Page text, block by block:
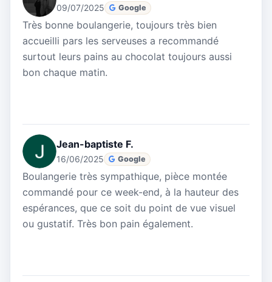
09/07/2025 Google
Très bonne boulangerie, toujours très bien
accueilli pars les serveuses a recommandé
surtout leurs pains au chocolat toujours aussi
bon chaque matin.
Jean-baptiste F.
16/06/2025 Google
Boulangerie très sympathique, pièce montée
commandé pour ce week-end, à la hauteur des
espérances, que ce soit du point de vue visuel
ou gustatif. Très bon pain également.